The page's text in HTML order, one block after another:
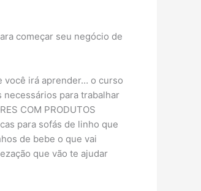
começar seu negócio de
você irá aprender… o curso
para trabalhar
COM PRODUTOS
para sofás de linho que
de bebe o que vai
que vão te ajudar